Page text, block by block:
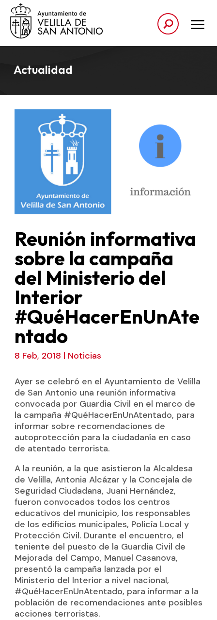
Actualidad
Reunión informativa
sobre la campaña
del Ministerio del
Interior
#QuéHacerEnUnAte
ntado
8 Feb, 2018 | Noticias
Ayer se celebró en el Ayuntamiento de Velilla
de San Antonio una reunión informativa
convocada por Guardia Civil en el marco de
la campaña #QuéHacerEnUnAtentado, para
informar sobre recomendaciones de
autoprotección para la ciudadanía en caso
de atentado terrorista.
A la reunión, a la que asistieron la Alcaldesa
de Velilla, Antonia Alcázar y la Concejala de
Seguridad Ciudadana, Juani Hernández,
fueron convocados todos los centros
educativos del municipio, los responsables
de los edificios municipales, Policía Local y
Protección Civil. Durante el encuentro, el
teniente del puesto de la Guardia Civil de
Mejorada del Campo, Manuel Casanova,
presentó la campaña lanzada por el
Ministerio del Interior a nivel nacional,
#QuéHacerEnUnAtentado, para informar a la
población de recomendaciones ante posibles
acciones terroristas.